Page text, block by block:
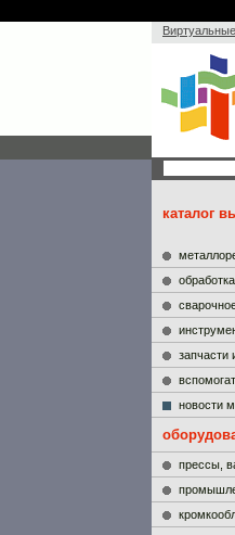
каталог
запчасти
новости
прессы,